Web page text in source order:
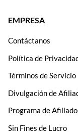
EMPRESA
Contáctanos
Política de
Términos de Servicio
Divulgación de
Programa de
Sin Fines de Lucro